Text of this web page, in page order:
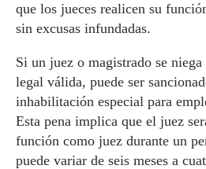
que los jueces realicen su
sin excusas infundadas.
Si un juez o magistrado se
legal válida, puede ser
inhabilitación especial para
Esta pena implica que el juez
función como juez durante un
puede variar de seis meses a